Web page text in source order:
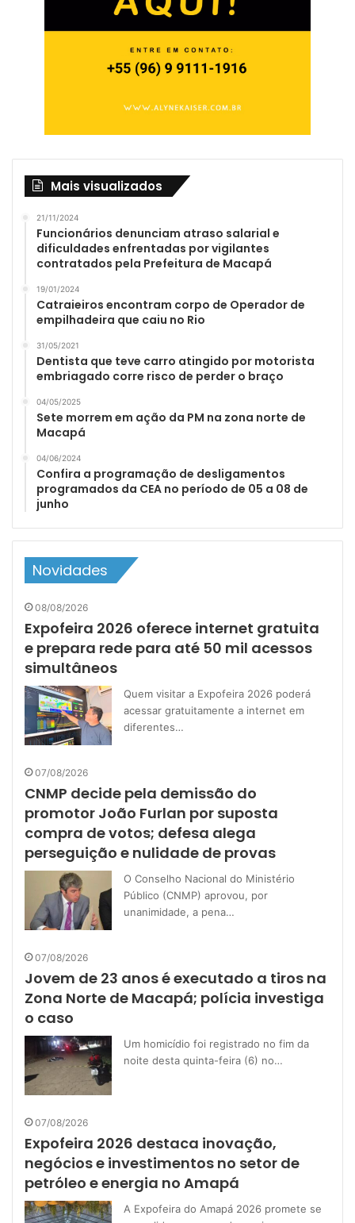
Mais visualizados
21/11/2024
Funcionários denunciam atraso salarial e
dificuldades enfrentadas por vigilantes
contratados pela Prefeitura de Macapá
19/01/2024
Catraieiros encontram corpo de Operador de
empilhadeira que caiu no Rio
31/05/2021
Dentista que teve carro atingido por motorista
embriagado corre risco de perder o braço
04/05/2025
Sete morrem em ação da PM na zona norte de
Macapá
04/06/2024
Confira a programação de desligamentos
programados da CEA no período de 05 a 08 de
junho
Novidades
08/08/2026
Expofeira 2026 oferece internet gratuita
e prepara rede para até 50 mil acessos
simultâneos
Quem visitar a Expofeira 2026 poderá
acessar gratuitamente a internet em
diferentes…
07/08/2026
CNMP decide pela demissão do
promotor João Furlan por suposta
compra de votos; defesa alega
perseguição e nulidade de provas
O Conselho Nacional do Ministério
Público (CNMP) aprovou, por
unanimidade, a pena…
07/08/2026
Jovem de 23 anos é executado a tiros na
Zona Norte de Macapá; polícia investiga
o caso
Um homicídio foi registrado no fim da
noite desta quinta-feira (6) no…
07/08/2026
Expofeira 2026 destaca inovação,
negócios e investimentos no setor de
petróleo e energia no Amapá
A Expofeira do Amapá 2026 promete se